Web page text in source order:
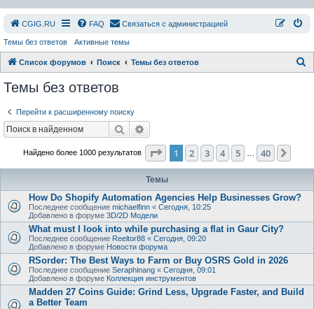
СGIG.RU FAQ Связаться с администрацией
Темы без ответов Активные темы
Список форумов Поиск Темы без ответов
Темы без ответов
Перейти к расширенному поиску
Поиск
Найдено более 1000 результатов Страница из 40
1 2 3 4 5 40
Темы
How Do Shopify Automation Agencies Help Businesses Grow?
Последнее сообщение michaelfinn « Сегодня, 10:25
Добавлено в форуме 3D/2D Модели
What must I look into while purchasing a flat in Gaur City?
Последнее сообщение Reeltor88 « Сегодня, 09:20
Добавлено в форуме Новости форума
RSorder: The Best Ways to Farm or Buy OSRS Gold in 2026
Последнее сообщение Seraphinang « Сегодня, 09:01
Добавлено в форуме Коллекция инструментов
Madden 27 Coins Guide: Grind Less, Upgrade Faster, and Build
a Better Team